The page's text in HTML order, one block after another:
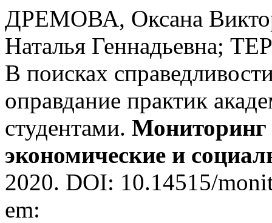
ДРЕМОВА, Оксана
Наталья Геннадьевна;
В поисках
оправдание практик
студентами. Мониторинг
экономические и
2020. DOI: 10.14515/
em: